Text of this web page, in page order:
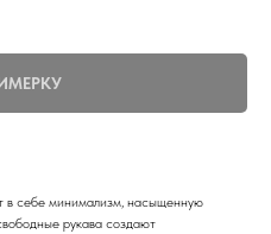
в себе минимализм, насыщенную
рукава создают